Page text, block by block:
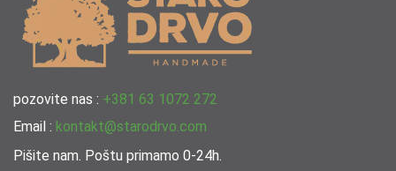
pozovite nas : +381 63 1072 272
Email : kontakt@starodrvo.com
Pišite nam. Poštu primamo 0-24h.